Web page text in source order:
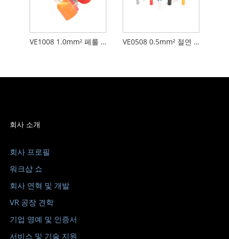
VE1008 1.0mm² 페룰 와이어 커넥터 테일 관형 전기 와이어 터미널 엔드 연선용 플라스틱 칼라 VE0508 ​​0.5mm² 절연 코드 와이어 끝 페룰 터미널 부츠 레이스 구리 페룰 와이어 크림프
회사 소개
회사 프로필
워크샵 쇼
회사 연혁 및 개발
VR 공장 견학
기업 영예 및 인증서
서비스 및 기술 지원